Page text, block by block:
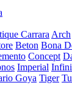
Carrara Arch
Beton Bona
Concept
Imperial
Goya Tiger